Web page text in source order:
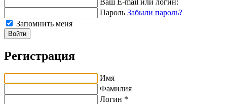
Ваш E-mail или логин:
Пароль Забыли пароль?
Запомнить меня
Войти
Регистрация
Имя
Фамилия
Логин *